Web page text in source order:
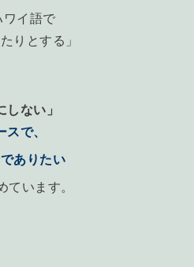
ワイ語で
りとする」
しない」
で、
ありたい
ています。